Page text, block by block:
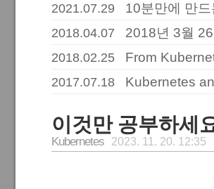
2021.07.29 10분만에 만
2018.04.07 2018년 3월
2018.02.25 From
2017.07.18 Kubernetes
이것만 공부하세
Kubernetes 2023. 11. 20. 12:35